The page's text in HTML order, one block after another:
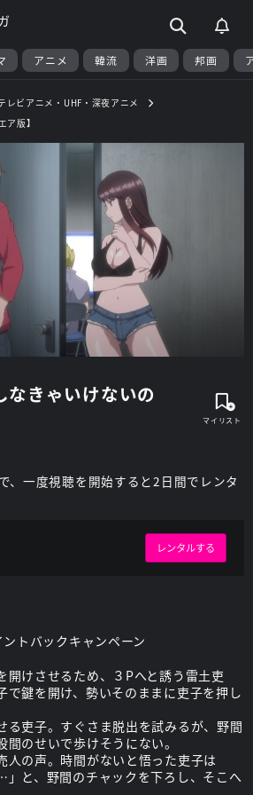
アニメ 韓流 洋画 邦画
レビアニメ・UHF・深夜アニメ
ア版】
なきゃいけないの
、一度視聴を開始すると2日間でレンタ
レンタルする
開けさせるため、３Pへと誘う雷土吏
で鍵を開け、勢いそのままに吏子を押し
る吏子。すぐさま脱出を試みるが、野間
のせいで歩けそうにない。
人の声。時間がないと悟った吏子は
と、野間のチャックを下ろし、そこへ